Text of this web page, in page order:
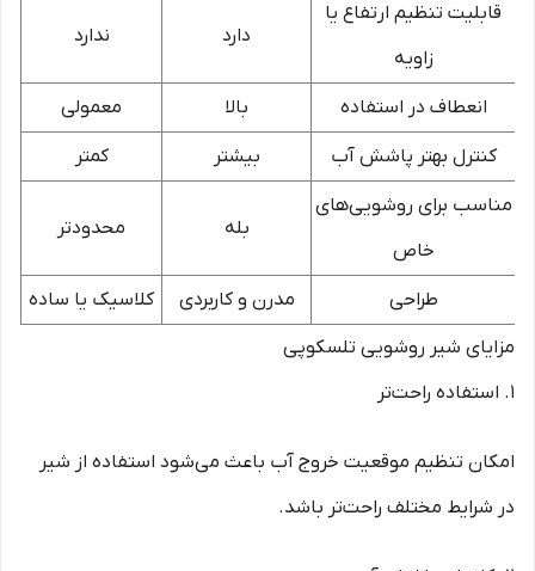
قابلیت تنظیم ارتفاع یا
زاویه
دارد ندارد
انعطاف در استفاده بالا معمولی
کنترل بهتر پاشش آب بیشتر کمتر
مناسب برای روشویی‌های
خاص
بله محدودتر
طراحی مدرن و کاربردی
کلاسیک یا ساده
مزایای شیر روشویی تلسکوپی
1. استفاده راحت‌تر
امکان تنظیم موقعیت خروج آب باعث می‌شود استفاده از شیر
در شرایط مختلف راحت‌تر باشد.